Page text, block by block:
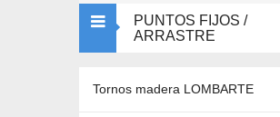
PUNTOS FIJOS /
ARRASTRE
Tornos madera LOMBARTE